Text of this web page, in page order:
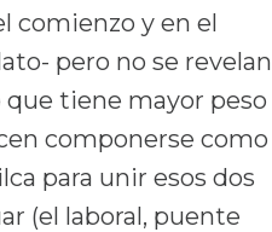
comienzo y en el
pero no se revelan
tiene mayor peso
componerse como
para unir esos dos
(el laboral, puente